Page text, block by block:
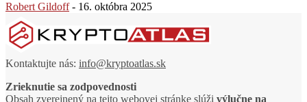
Robert Gildoff - 16. októbra 2025
Kontaktujte nás: info@kryptoatlas.sk
Zrieknutie sa zodpovednosti
Obsah zverejnený na tejto webovej stránke slúži výlučne na